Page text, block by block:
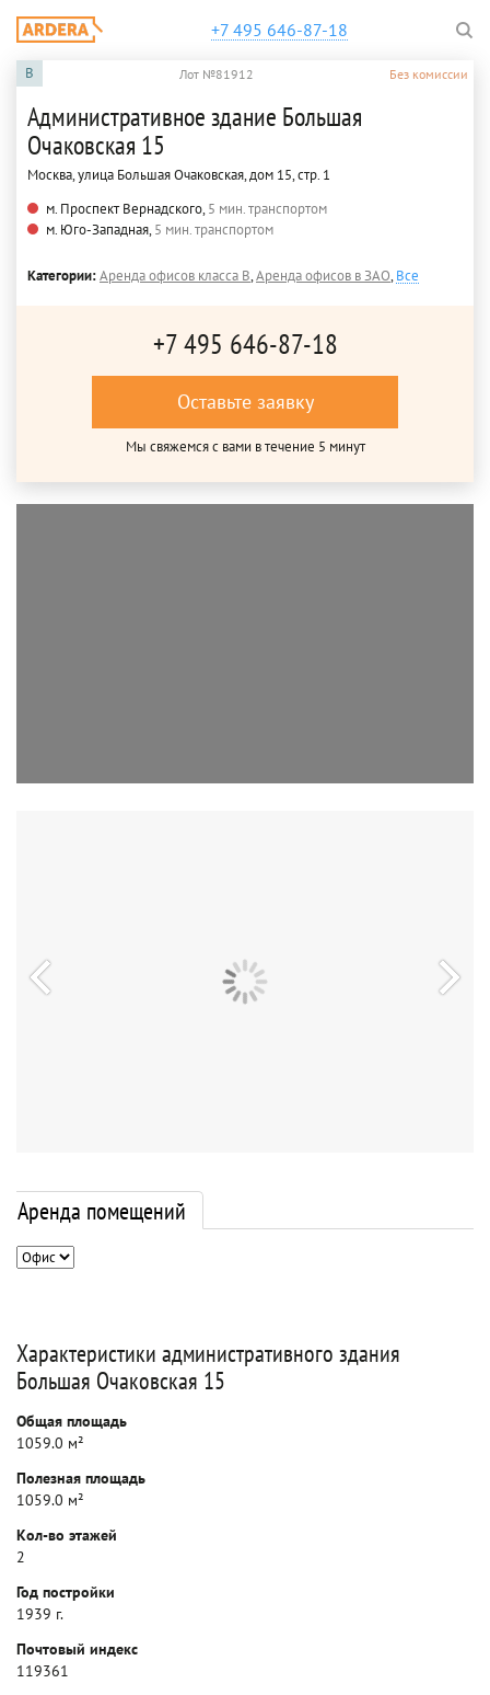
+7 495 646-87-18
B Лот №81912 Без комиссии
Административное здание Большая
Очаковская 15
Москва, улица Большая Очаковская, дом 15, стр. 1
м. Проспект Вернадского,5 мин. транспортом
м. Юго-Западная,5 мин. транспортом
Категории:Аренда офисов класса B,Аренда офисов в ЗАО,Все
+7 495 646-87-18
Оставьте заявку
Мы свяжемся с вами в течение 5 минут
Аренда помещений
Характеристики административного здания
Большая Очаковская 15
Общая площадь
1059.0 м²
Полезная площадь
1059.0 м²
Кол-во этажей
2
Год постройки
1939 г.
Почтовый индекс
119361